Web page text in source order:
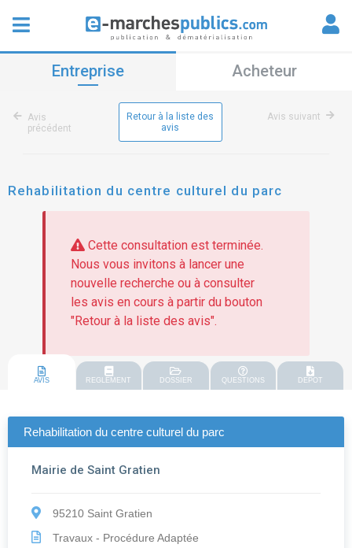
Entreprise Acheteur
Avis
précédent
Retour à la liste des
avis
Avis suivant
Rehabilitation du centre culturel du parc
Cette consultation est terminée.
Nous vous invitons à lancer une
nouvelle recherche ou à consulter
les avis en cours à partir du bouton
"Retour à la liste des avis".
AVIS REGLEMENT DOSSIER QUESTIONS DEPOT
Rehabilitation du centre culturel du parc
Mairie de Saint Gratien
95210 Saint Gratien
Travaux - Procédure Adaptée